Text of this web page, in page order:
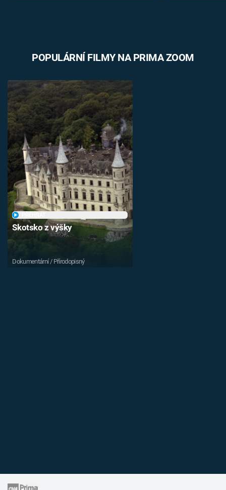
POPULÁRNÍ FILMY NA PRIMA ZOOM
Skotsko z výšky
Dokumentární / Přírodopisný